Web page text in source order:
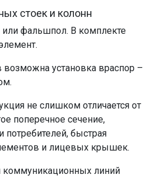
стоек и колонн
фальшпол. В комплекте
установка враспор –
не слишком отличается от
поперечное сечение,
потребителей, быстрая
и лицевых крышек.
линий